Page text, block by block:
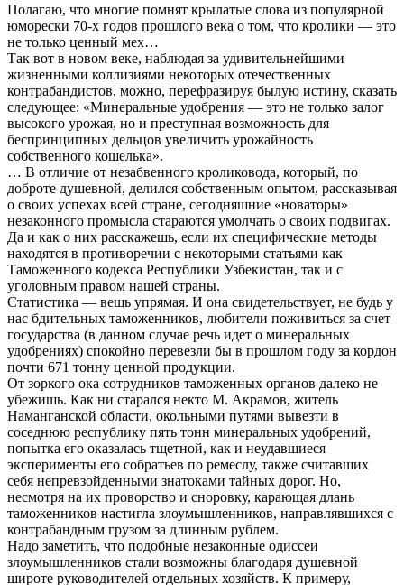
Полагаю, что многие помнят крылатые слова из популярной
юморески 70-х годов прошлого века о том, что кролики — это
не только ценный мех…
Так вот в новом веке, наблюдая за удивительнейшими
жизненными коллизиями некоторых отечественных
контрабандистов, можно, перефразируя былую истину, сказать
следующее: «Минеральные удобрения — это не только залог
высокого урожая, но и преступная возможность для
беспринципных дельцов увеличить урожайность
собственного кошелька».
… В отличие от незабвенного кроликовода, который, по
доброте душевной, делился собственным опытом, рассказывая
о своих успехах всей стране, сегодняшние «новаторы»
незаконного промысла стараются умолчать о своих подвигах.
Да и как о них расскажешь, если их специфические методы
находятся в противоречии с некоторыми статьями как
Таможенного кодекса Республики Узбекистан, так и с
уголовным правом нашей страны.
Статистика — вещь упрямая. И она свидетельствует, не будь у
нас бдительных таможенников, любители поживиться за счет
государства (в данном случае речь идет о минеральных
удобрениях) спокойно перевезли бы в прошлом году за кордон
почти 671 тонну ценной продукции.
От зоркого ока сотрудников таможенных органов далеко не
убежишь. Как ни старался некто М. Акрамов, житель
Наманганской области, окольными путями вывезти в
соседнюю республику пять тонн минеральных удобрений,
попытка его оказалась тщетной, как и неудавшиеся
эксперименты его собратьев по ремеслу, также считавших
себя непревзойденными знатоками тайных дорог. Но,
несмотря на их проворство и сноровку, карающая длань
таможенников настигла злоумышленников, направлявшихся с
контрабандным грузом за длинным рублем.
Надо заметить, что подобные незаконные одиссеи
злоумышленников стали возможны благодаря душевной
широте руководителей отдельных хозяйств. К примеру,